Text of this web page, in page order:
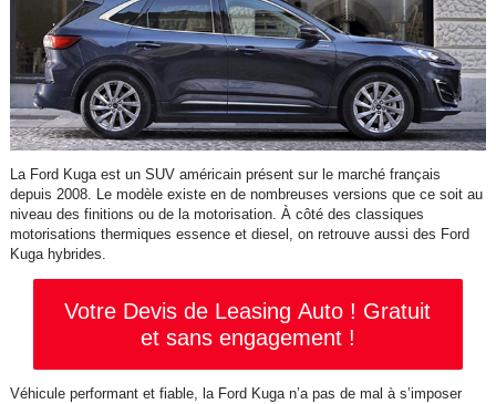
La Ford Kuga est un SUV américain présent sur le marché français
depuis 2008. Le modèle existe en de nombreuses versions que ce soit au
niveau des finitions ou de la motorisation. À côté des classiques
motorisations thermiques essence et diesel, on retrouve aussi des Ford
Kuga hybrides.
Votre Devis de Leasing Auto ! Gratuit
et sans engagement !
Véhicule performant et fiable, la Ford Kuga n’a pas de mal à s’imposer